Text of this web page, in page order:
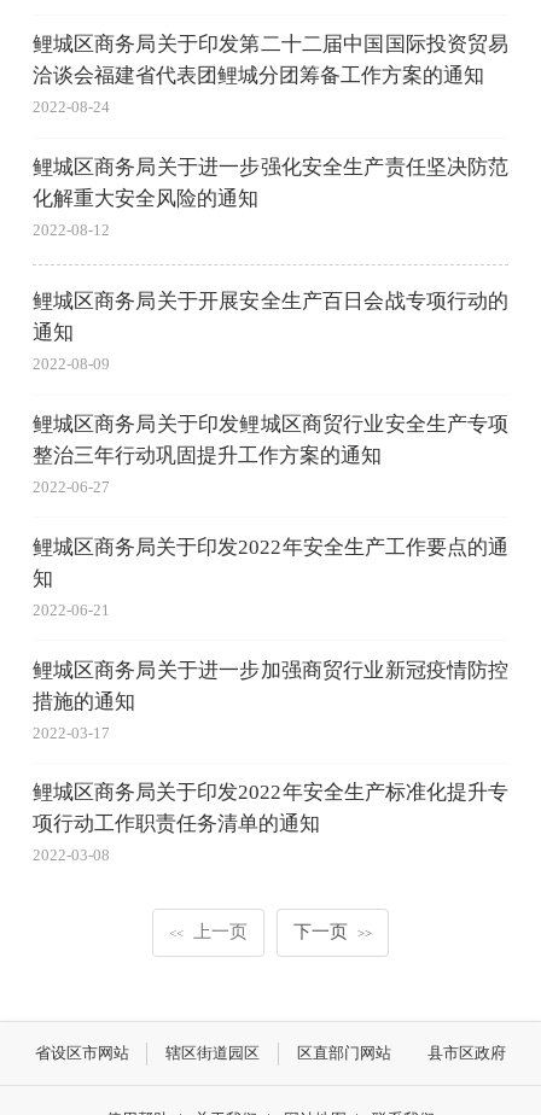
鲤城区商务局关于印发第二十二届中国国际投资贸易
洽谈会福建省代表团鲤城分团筹备工作方案的通知
2022-08-24
鲤城区商务局关于进一步强化安全生产责任坚决防范
化解重大安全风险的通知
2022-08-12
鲤城区商务局关于开展安全生产百日会战专项行动的
通知
2022-08-09
鲤城区商务局关于印发鲤城区商贸行业安全生产专项
整治三年行动巩固提升工作方案的通知
2022-06-27
鲤城区商务局关于印发2022年安全生产工作要点的通
知
2022-06-21
鲤城区商务局关于进一步加强商贸行业新冠疫情防控
措施的通知
2022-03-17
鲤城区商务局关于印发2022年安全生产标准化提升专
项行动工作职责任务清单的通知
2022-03-08
<< 上一页 下一页 >>
省设区市网站 辖区街道园区 区直部门网站 县市区政府